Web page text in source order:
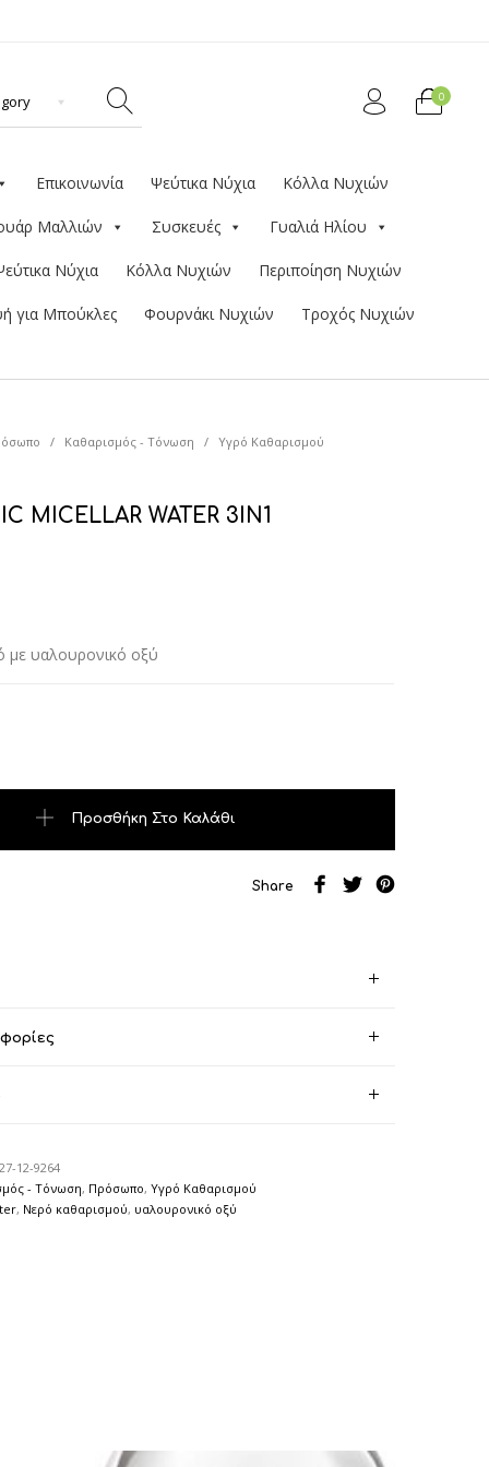
0
Επικοινωνία Ψεύτικα Νύχια Κόλλα Νυχιών
Μαλλιών Συσκευές Γυαλιά Ηλίου
Νύχια Κόλλα Νυχιών Περιποίηση Νυχιών
για Μπούκλες Φουρνάκι Νυχιών Τροχός Νυχιών
/ Καθαρισμός - Τόνωση / Υγρό Καθαρισμού
MICELLAR WATER 3IN1
με υαλουρονικό οξύ
Προσθήκη Στο Καλάθι
Share
12-9264
- Τόνωση, Πρόσωπο, Υγρό Καθαρισμού
, Νερό καθαρισμού, υαλουρονικό οξύ